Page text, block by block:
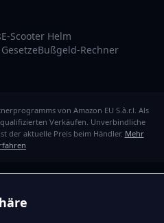
E-Scooter Helm
Bußgeld-Rechner
von Amazon EU S.à.r.l. Als
Verkäufen. Unverbindliche
der aktuelle Preis beim Händler. Mehr